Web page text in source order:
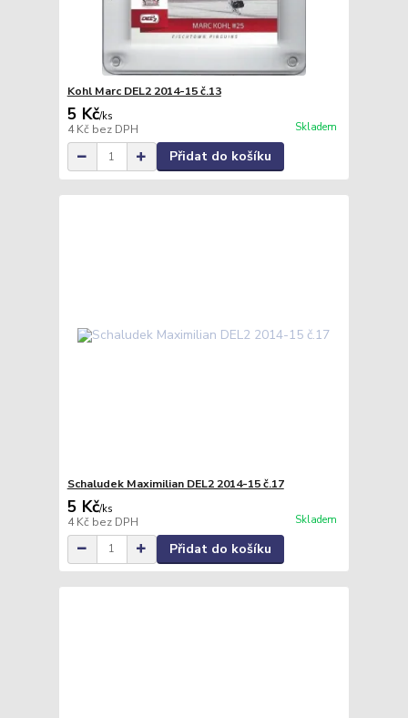
Kohl Marc DEL2 2014-15 č.13
5 Kč/ks
4 Kč bez DPH Skladem
Přidat do košíku
Schaludek Maximilian DEL2 2014-15 č.17
5 Kč/ks
4 Kč bez DPH Skladem
Přidat do košíku